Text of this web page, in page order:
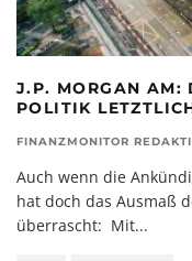
J.P. MORGAN AM:
POLITIK
FINANZMONITOR
Auch wenn die
hat doch das Ausmaß
überrascht: Mit...